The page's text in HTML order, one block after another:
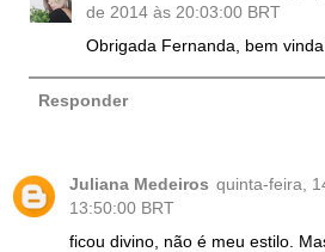
de 2014 às 20:03:00 BRT
Obrigada Fernanda, bem
Responder
Juliana Medeiros quinta-feira,
13:50:00 BRT
ficou divino, não é meu estilo.